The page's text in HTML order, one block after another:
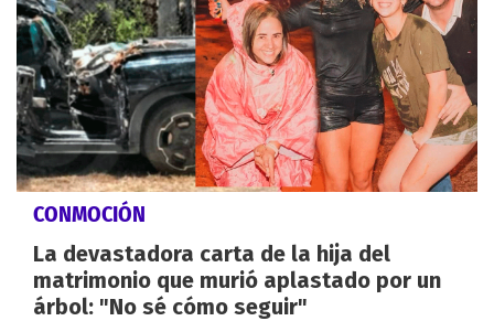
CONMOCIÓN
La devastadora carta de la hija del
matrimonio que murió aplastado por un
árbol: "No sé cómo seguir"